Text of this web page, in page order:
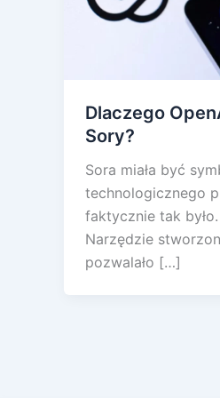
Dlaczego
Sory?
Sora miała być
technologicznego
faktycznie tak
Narzędzie
pozwalało […]